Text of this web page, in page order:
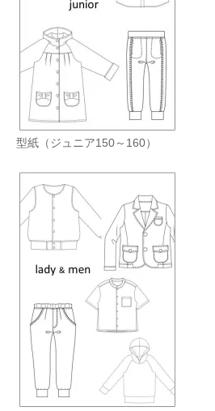
型紙（ジュニア150～160）